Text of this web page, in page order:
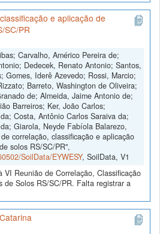
e aplicação de
SC/PR
Carvalho, Américo Pereira de;
Dedecek, Renato Antonio; Santos,
Gomes, Iderê Azevedo; Rossi, Marcio;
Barreto, Washington de Oliveira;
de; Almeida, Jaime Antonio de;
Barreiros; Ker, João Carlos;
Costa, Antônio Carlos Saraiva da;
Giarola, Neyde Fabíola Balarezo,
correlação, classificação e aplicação
solos RS/SC/PR",
SoilData/EYWESY, SoilData, V1
Reunião de Correlação, Classificação
de Solos RS/SC/PR. Falta registrar a